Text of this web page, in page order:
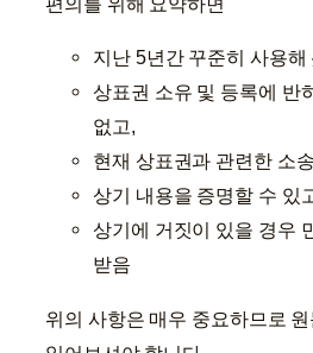
지난 5년간 꾸준히 사용해
상표권 소유 및 등록에 반
없고,
현재 상표권과 관련한 소
상기 내용을 증명할 수 있
상기에 거짓이 있을 경우
받음
위의 사항은 매우 중요하므로